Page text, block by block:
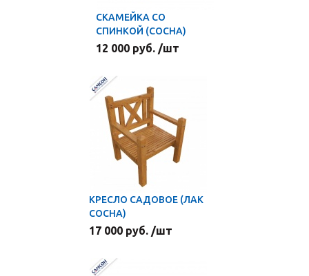
СКАМЕЙКА СО
СПИНКОЙ (СОСНА)
12 000 руб. /шт
КРЕСЛО САДОВОЕ (ЛАК
СОСНА)
17 000 руб. /шт